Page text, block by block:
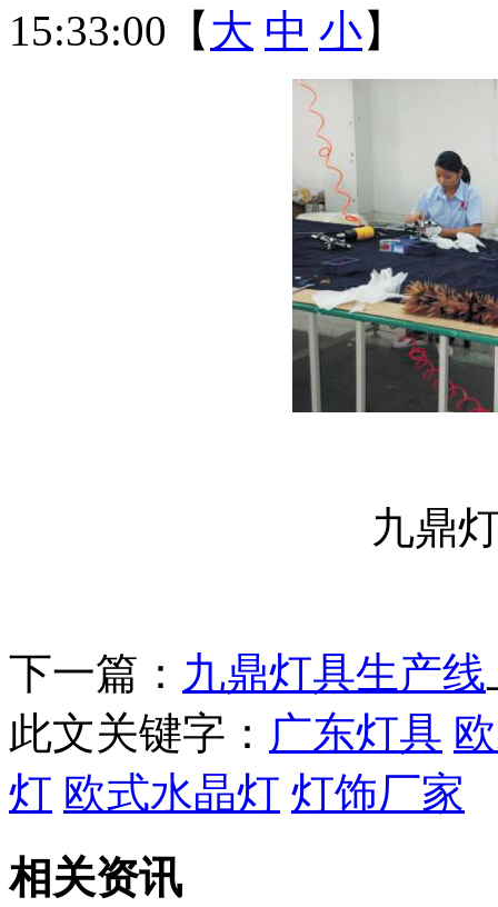
15:33:00【 大 中 小】
九鼎
下一篇： 九鼎灯具生产线
此文关键字： 广东灯具
灯 欧式水晶灯 灯饰厂家
相关资讯